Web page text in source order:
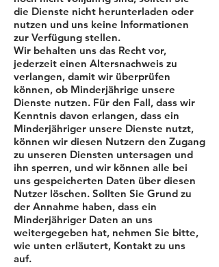
die Dienste nicht herunterladen oder
nutzen und uns keine Informationen
zur Verfügung stellen.
Wir behalten uns das Recht vor,
jederzeit einen Altersnachweis zu
verlangen, damit wir überprüfen
können, ob Minderjährige unsere
Dienste nutzen. Für den Fall, dass wir
Kenntnis davon erlangen, dass ein
Minderjähriger unsere Dienste nutzt,
können wir diesen Nutzern den Zugang
zu unseren Diensten untersagen und
ihn sperren, und wir können alle bei
uns gespeicherten Daten über diesen
Nutzer löschen. Sollten Sie Grund zu
der Annahme haben, dass ein
Minderjähriger Daten an uns
weitergegeben hat, nehmen Sie bitte,
wie unten erläutert, Kontakt zu uns
auf.